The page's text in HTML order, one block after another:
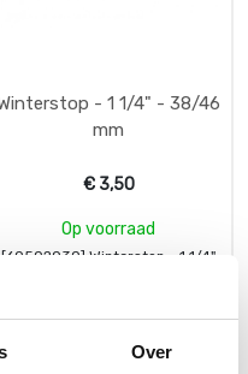
Over
- 1 1/4" - 38/46
mm
€ 3,50
Op voorraad
[60502030] Winterstop - 1 1/4"